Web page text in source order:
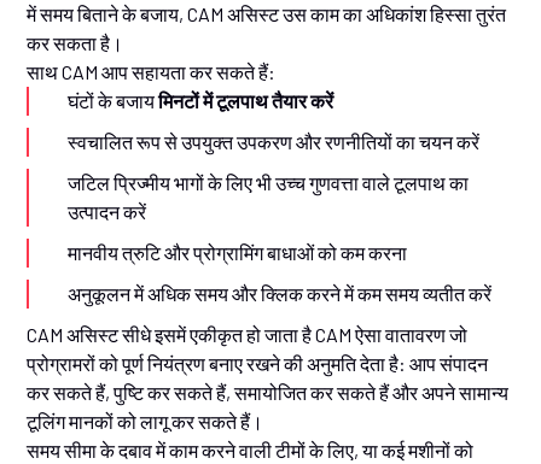
में समय बिताने के बजाय, CAM असिस्ट उस काम का अधिकांश हिस्सा तुरंत
कर सकता है।
साथ CAM आप सहायता कर सकते हैं:
घंटों के बजायमिनटों में टूलपाथ तैयार करें
स्वचालित रूप से उपयुक्त उपकरण और रणनीतियों का चयन करें
जटिल प्रिज्मीय भागों के लिए भी उच्च गुणवत्ता वाले टूलपाथ का
उत्पादन करें
मानवीय त्रुटि और प्रोग्रामिंग बाधाओं को कम करना
अनुकूलन में अधिक समय और क्लिक करने में कम समय व्यतीत करें
CAM असिस्ट सीधे इसमें एकीकृत हो जाता है CAM ऐसा वातावरण जो
प्रोग्रामरों को पूर्ण नियंत्रण बनाए रखने की अनुमति देता है: आप संपादन
कर सकते हैं, पुष्टि कर सकते हैं, समायोजित कर सकते हैं और अपने सामान्य
टूलिंग मानकों को लागू कर सकते हैं।
समय सीमा के दबाव में काम करने वाली टीमों के लिए, या कई मशीनों को